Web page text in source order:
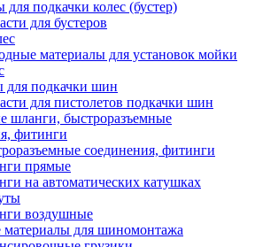
для подкачки колес (бустер)
для бустеров
материалы для установок мойки
для подкачки шин
для пистолетов подкачки шин
шланги, быстроразъемные
фитинги
соединения, фитинги
прямые
на автоматических катушках
воздушные
материалы для шиномонтажа